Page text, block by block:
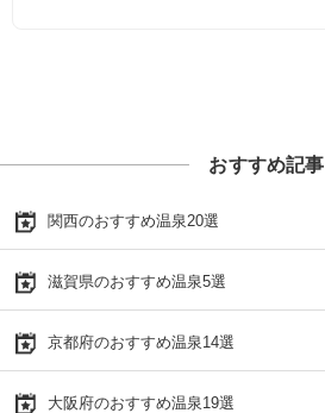
おすすめ記事
関西のおすすめ温泉20選
滋賀県のおすすめ温泉5選
京都府のおすすめ温泉14選
大阪府のおすすめ温泉19選